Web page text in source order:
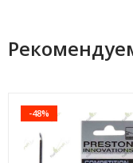
-48%